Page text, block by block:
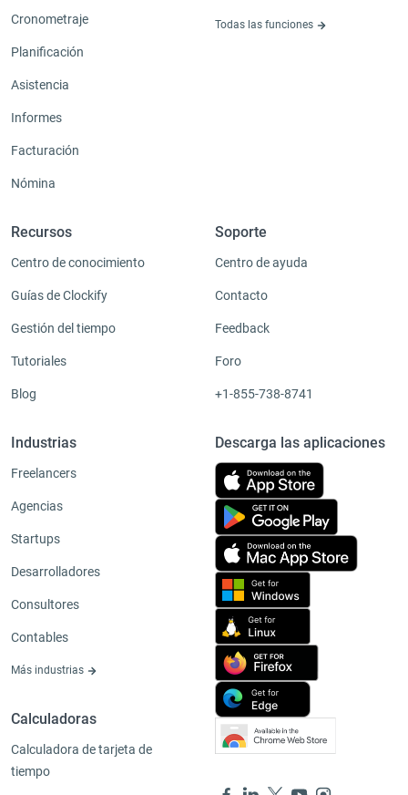
Cronometraje
Planificación
Asistencia
Informes
Facturación
Nómina
Todas las funciones
Recursos
Centro de conocimiento
Guías de Clockify
Gestión del tiempo
Tutoriales
Blog
Industrias
Freelancers
Agencias
Startups
Desarrolladores
Consultores
Contables
Más industrias
Calculadoras
Calculadora de tarjeta de
tiempo
Soporte
Centro de ayuda
Contacto
Feedback
Foro
+1-855-738-8741
Descarga las aplicaciones